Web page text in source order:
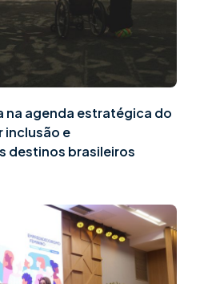
na agenda estratégica do
inclusão e
destinos brasileiros